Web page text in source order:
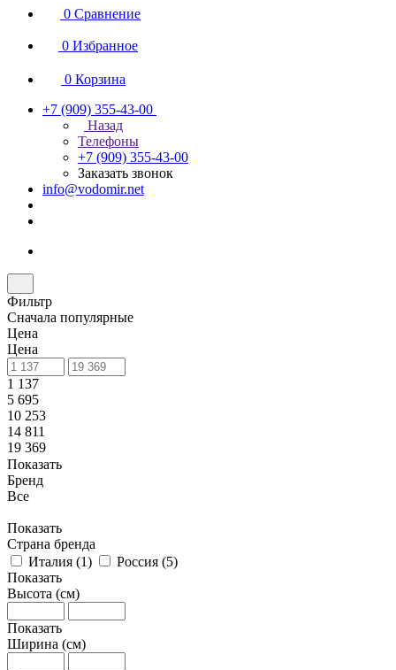
0 Сравнение
0 Избранное
0 Корзина
+7 (909) 355-43-00
Назад
Телефоны
+7 (909) 355-43-00
Заказать звонок
info@vodomir.net
Фильтр
Сначала популярные
Цена
Цена
1 137
5 695
10 253
14 811
19 369
Показать
Бренд
Все
Показать
Страна бренда
Италия (1) Россия (5)
Показать
Высота (см)
Показать
Ширина (см)